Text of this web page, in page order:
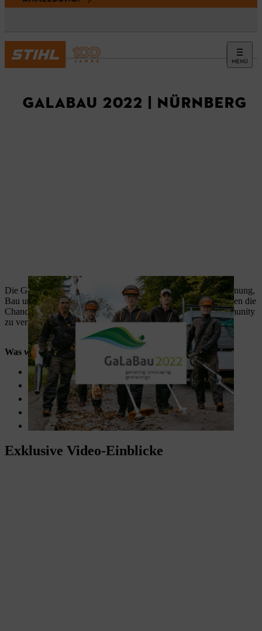
MENÜ
Messen
GALABAU 2022 | NÜRNBERG
Die GaLaBau 2022 hatte viele spannende Inhalte rund um Planung,
Bau und Pflege von Urban-, Grün- und Freiflächen. Viele haben die
Chance genutzt, um sich mit der internationalen STIHL Community
zu vernetzen.
Was wurde auf der Messe sonst geboten?
ein hochkarätiges Rahmenprogramm
Aktionsflächen mit Produktvorführungen
informative Fachvorträge
Einblicke in die Trendthemen der Branche
Aktuelles zumEnergie- und Lademanagement
Exklusive Video-Einblicke